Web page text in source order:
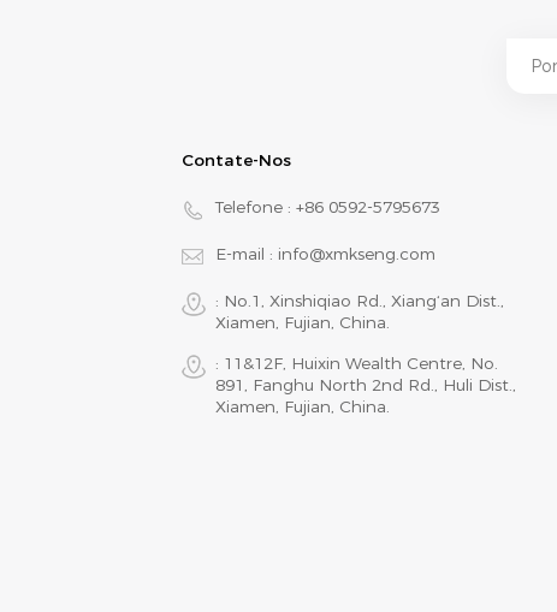
Contate-Nos
Telefone : +86 0592-5795673
E-mail : info@xmkseng.com
: No.1, Xinshiqiao Rd., Xiang‘an Dist.,
Xiamen, Fujian, China.
: 11&12F, Huixin Wealth Centre, No.
891, Fanghu North 2nd Rd., Huli Dist.,
Xiamen, Fujian, China.